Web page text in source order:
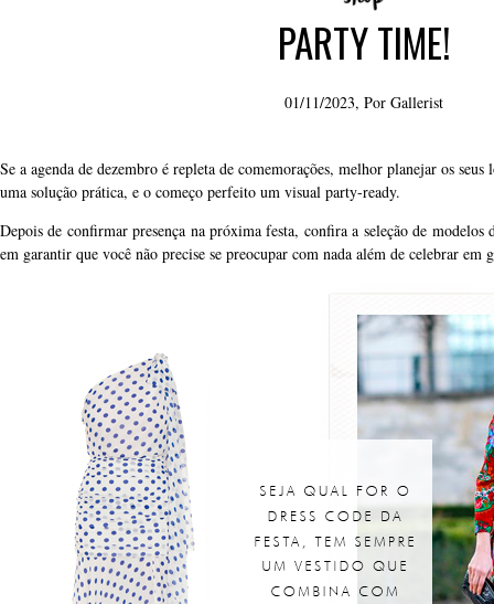
PARTY TIME!
01/11/2023, Por Gallerist
Se a agenda de dezembro é repleta de comemorações, melhor planejar os seus
uma solução prática, e o começo perfeito um visual party-ready.
Depois de confirmar presença na próxima festa, confira a seleção de modelos
em garantir que você não precise se preocupar com nada além de celebrar em